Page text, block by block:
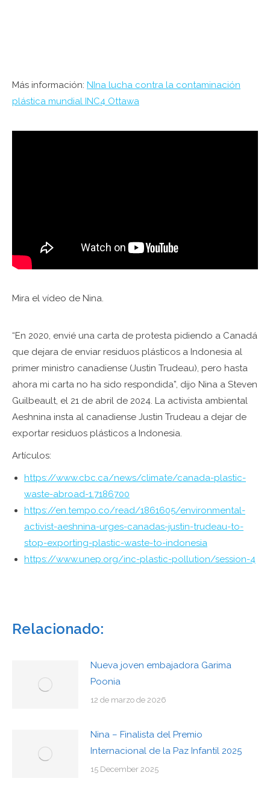
Más información: NIna lucha contra la contaminación
plástica mundial INC4 Ottawa
Mira el vídeo de Nina.
“En 2020, envié una carta de protesta pidiendo a Canadá
que dejara de enviar residuos plásticos a Indonesia al
primer ministro canadiense (Justin Trudeau), pero hasta
ahora mi carta no ha sido respondida”, dijo Nina a Steven
Guilbeault, el 21 de abril de 2024. La activista ambiental
Aeshnina insta al canadiense Justin Trudeau a dejar de
exportar residuos plásticos a Indonesia.
Artículos:
https://www.cbc.ca/news/climate/canada-plastic-
waste-abroad-1.7186700
https://en.tempo.co/read/1861605/environmental-
activist-aeshnina-urges-canadas-justin-trudeau-to-
stop-exporting-plastic-waste-to-indonesia
https://www.unep.org/inc-plastic-pollution/session-4
Relacionado:
Nueva joven embajadora Garima
Poonia
12 de marzo de 2026
Nina – Finalista del Premio
Internacional de la Paz Infantil 2025
15 December 2025